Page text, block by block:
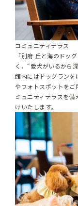
コミュニティテラス
「別府 丘と海のドッ
く、“愛犬がいるから
館内にはドッグランを
やフォトスポットを
ミュニティテラスを
けいたします。